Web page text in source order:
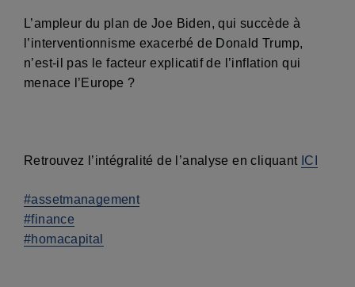
L’ampleur du plan de Joe Biden, qui succède à
l’interventionnisme exacerbé de Donald Trump,
n’est-il pas le facteur explicatif de l’inflation qui
menace l’Europe ?
Retrouvez l’intégralité de l’analyse en cliquant ICI
#assetmanagement
#finance
#homacapital